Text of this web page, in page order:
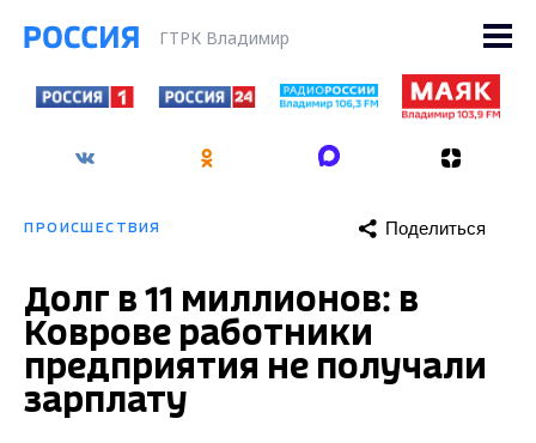
ГТРК Владимир
ПРОИСШЕСТВИЯ Поделиться
Долг в 11 миллионов: в
Коврове работники
предприятия не получали
зарплату